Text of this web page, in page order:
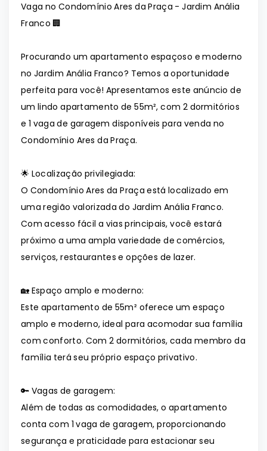
Vaga no Condomínio Ares da Praça - Jardim Anália
Franco 🏢
Procurando um apartamento espaçoso e moderno
no Jardim Anália Franco? Temos a oportunidade
perfeita para você! Apresentamos este anúncio de
um lindo apartamento de 55m², com 2 dormitórios
e 1 vaga de garagem disponíveis para venda no
Condomínio Ares da Praça.
🌟 Localização privilegiada:
O Condomínio Ares da Praça está localizado em
uma região valorizada do Jardim Anália Franco.
Com acesso fácil a vias principais, você estará
próximo a uma ampla variedade de comércios,
serviços, restaurantes e opções de lazer.
🏡 Espaço amplo e moderno:
Este apartamento de 55m² oferece um espaço
amplo e moderno, ideal para acomodar sua família
com conforto. Com 2 dormitórios, cada membro da
família terá seu próprio espaço privativo.
🔑 Vagas de garagem:
Além de todas as comodidades, o apartamento
conta com 1 vaga de garagem, proporcionando
segurança e praticidade para estacionar seu